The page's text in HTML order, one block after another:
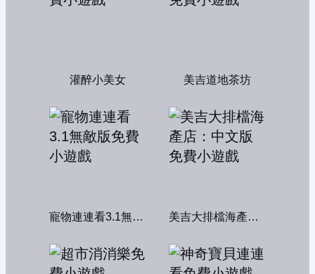
灌醉小美女 美吉道地茶坊
寵物連連看3.1無敵版 美吉大排檔海產店：中文版